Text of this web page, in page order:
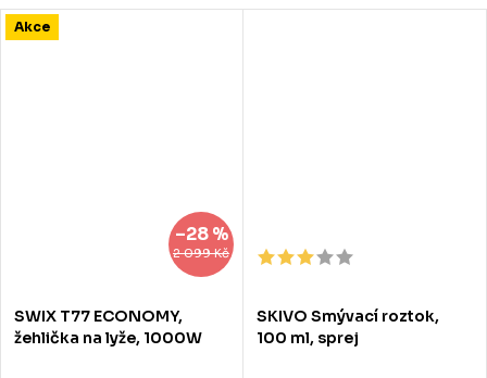
Akce
2 099 Kč
–28 %
SWIX T77 ECONOMY,
žehlička na lyže, 1000W
SKIVO Smývací roztok,
100 ml, sprej